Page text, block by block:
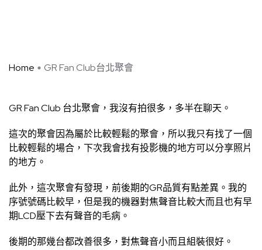
Home GR Fan Club台北聚會
GR Fan Club 台北聚會，我沒有拍很多，多半在聊天。
這次的聚會因為屬於比較輕鬆的聚會，所以我只有找了一個
比較輕鬆的場合，下次我會找有投影機的地方可以分享照片
的地方。
此外，這次聚會有發現，前後期的GR品質有點差異。我的
序號號碼比較早，但是我的機器對焦聲音比較大而且也有早
期LCD壓下去有聲音的毛病。
後期的那幾台都改善很多，對焦聲音小而且組裝很好。